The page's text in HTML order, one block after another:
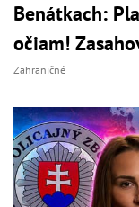
Benátkach:
očiam!
Zahraničné